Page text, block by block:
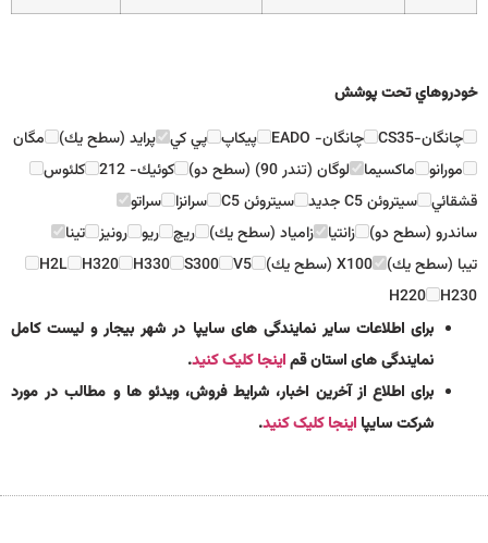
خودروهاي تحت پوشش
چانگان-CS35
چانگان- EADO پيكاپ پي كي پرايد (سطح يك) مگان
مورانو ماكسيما لوگان (تندر 90) (سطح دو) كوئيك- 212
كلئوس
قشقائي سيتروئن C5 جديد سيتروئن C5 سرانزا سراتو
ساندرو (سطح دو) زانتيا زامياد (سطح يك) ريچ ريو رونيز تينا
تيبا (سطح يك) X100 (سطح يك) V5
S300
H330
H320
H2L
H230
H220
برای اطلاعات سایر نمایندگی های سایپا در شهر بیجار و لیست کامل
نمایندگی های استان قماینجا کلیک کنید.
برای اطلاع از آخرین اخبار، شرایط فروش، ویدئو ها و مطالب در مورد
شرکت سایپااینجا کلیک کنید.